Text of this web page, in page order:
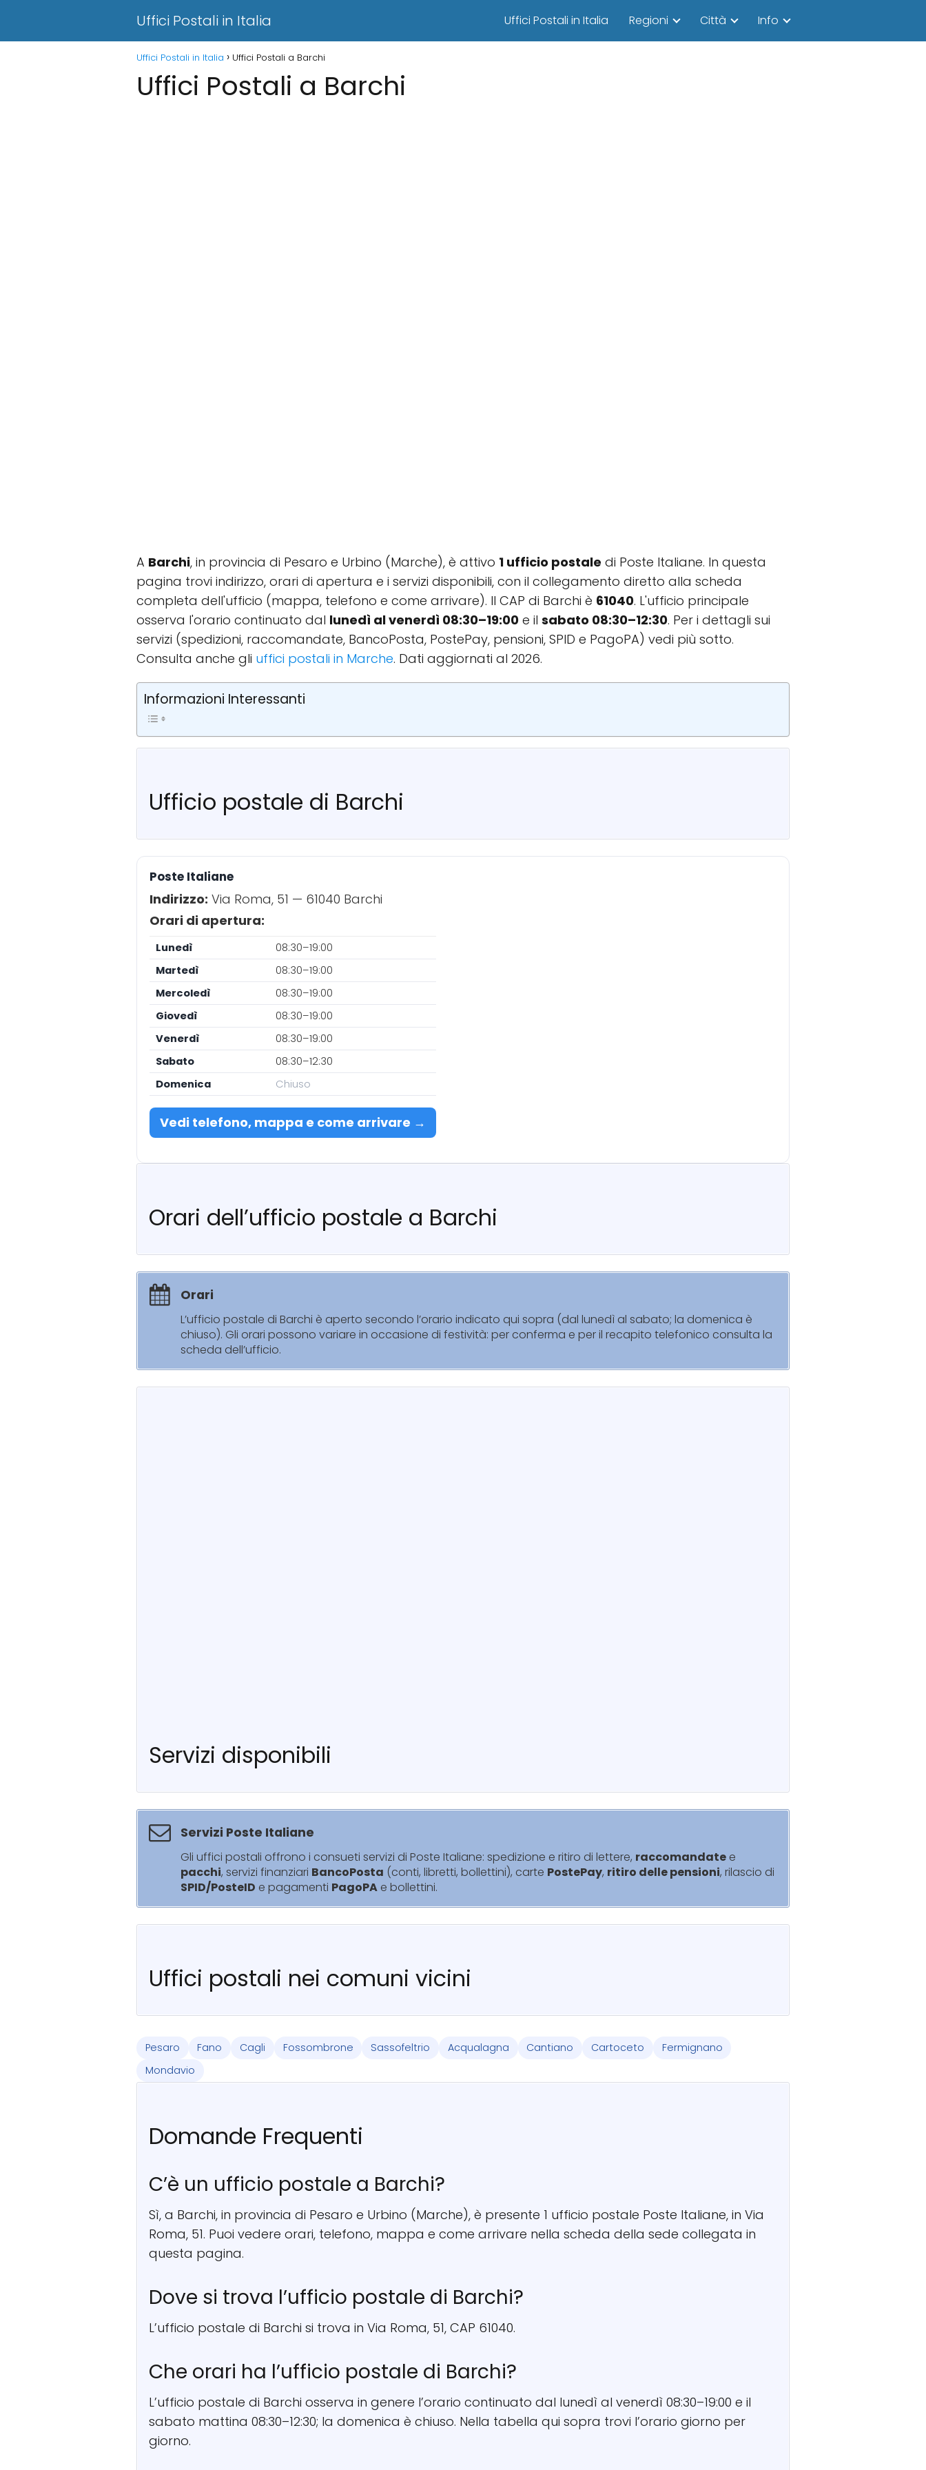
Uffici Postali in Italia Uffici Postali in Italia Regioni Città Info
Uffici Postali in Italia Uffici Postali a Barchi
Uffici Postali a Barchi
A Barchi, in provincia di Pesaro e Urbino (Marche), è attivo 1 ufficio postale di Poste Italiane. In questa
pagina trovi indirizzo, orari di apertura e i servizi disponibili, con il collegamento diretto alla scheda
completa dell'ufficio (mappa, telefono e come arrivare). Il CAP di Barchi è 61040. L'ufficio principale
osserva l'orario continuato dal lunedì al venerdì 08:30–19:00 e il sabato 08:30–12:30. Per i dettagli sui
servizi (spedizioni, raccomandate, BancoPosta, PostePay, pensioni, SPID e PagoPA) vedi più sotto.
Consulta anche gli uffici postali in Marche. Dati aggiornati al 2026.
Informazioni Interessanti
Ufficio postale di Barchi
Poste Italiane
Indirizzo: Via Roma, 51 — 61040 Barchi
Orari di apertura:
Lunedì
08:30–19:00
Martedì
08:30–19:00
Mercoledì
08:30–19:00
Giovedì
08:30–19:00
Venerdì
08:30–19:00
Sabato
08:30–12:30
Domenica
Chiuso
Vedi telefono, mappa e come arrivare →
Orari dell’ufficio postale a Barchi
Orari
L’ufficio postale di Barchi è aperto secondo l’orario indicato qui sopra (dal lunedì al sabato; la domenica è
chiuso). Gli orari possono variare in occasione di festività: per conferma e per il recapito telefonico consulta la
scheda dell’ufficio.
Servizi disponibili
Servizi Poste Italiane
Gli uffici postali offrono i consueti servizi di Poste Italiane: spedizione e ritiro di lettere, raccomandate e
pacchi, servizi finanziari BancoPosta (conti, libretti, bollettini), carte PostePay, ritiro delle pensioni, rilascio di
SPID/PosteID e pagamenti PagoPA e bollettini.
Uffici postali nei comuni vicini
Pesaro Fano Cagli Fossombrone Sassofeltrio Acqualagna Cantiano Cartoceto
Fermignano
Mondavio
Domande Frequenti
C’è un ufficio postale a Barchi?
Sì, a Barchi, in provincia di Pesaro e Urbino (Marche), è presente 1 ufficio postale Poste Italiane, in Via
Roma, 51. Puoi vedere orari, telefono, mappa e come arrivare nella scheda della sede collegata in
questa pagina.
Dove si trova l’ufficio postale di Barchi?
L’ufficio postale di Barchi si trova in Via Roma, 51, CAP 61040.
Che orari ha l’ufficio postale di Barchi?
L’ufficio postale di Barchi osserva in genere l’orario continuato dal lunedì al venerdì 08:30–19:00 e il
sabato mattina 08:30–12:30; la domenica è chiuso. Nella tabella qui sopra trovi l’orario giorno per
giorno.